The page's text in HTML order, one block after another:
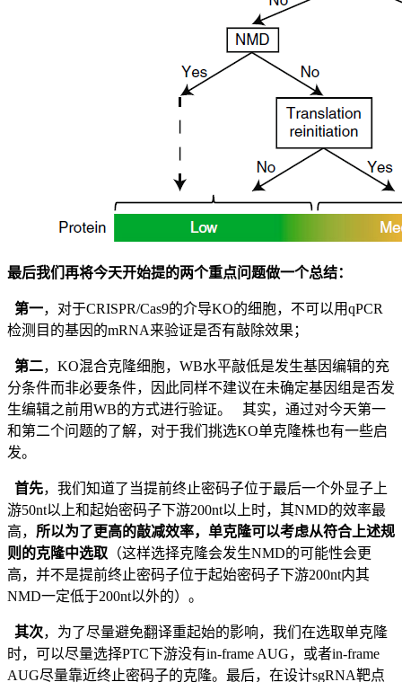
最后我们再将今天开始提的两个重点问题做一个总结：
第一，对于CRISPR/Cas9的介导KO的细胞，不可以用qPCR
检测目的基因的mRNA来验证是否有敲除效果；
第二，KO混合克隆细胞，WB水平敲低是发生基因编辑的充
分条件而非必要条件，因此同样不建议在未确定基因组是否发
生编辑之前用WB的方式进行验证。 其实，通过对今天第一
和第二个问题的了解，对于我们挑选KO单克隆株也有一些启
发。
首先，我们知道了当提前终止密码子位于最后一个外显子上
游50nt以上和起始密码子下游200nt以上时，其NMD的效率最
高， 所以为了更高的敲减效率，单克隆可以考虑从符合上述规
则的克隆中选取 （这样选择克隆会发生NMD的可能性会更
高，并不是提前终止密码子位于起始密码子下游200nt内其
NMD一定低于200nt以外的）。
其次，为了尽量避免翻译重起始的影响，我们在选取单克隆
时，可以尽量选择PTC下游没有in-frame AUG，或者in-frame
AUG尽量靠近终止密码子的克隆。最后，在设计sgRNA靶点